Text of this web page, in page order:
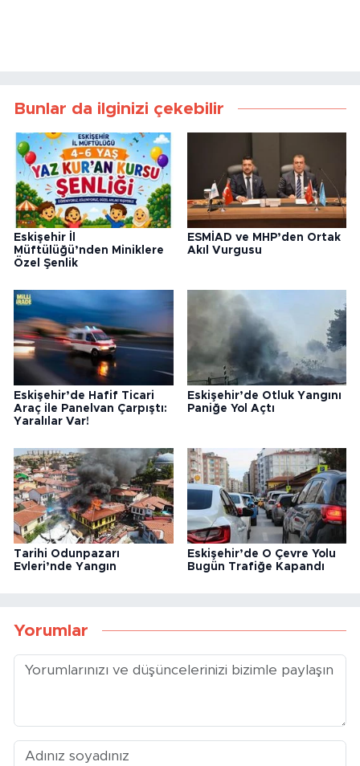
Bunlar da ilginizi çekebilir
Eskişehir İl
Müftülüğü’nden Miniklere
Özel Şenlik
ESMİAD ve MHP’den Ortak
Akıl Vurgusu
Eskişehir’de Hafif Ticari
Araç ile Panelvan Çarpıştı:
Yaralılar Var!
Eskişehir’de Otluk Yangını
Paniğe Yol Açtı
Tarihi Odunpazarı
Evleri’nde Yangın
Eskişehir’de O Çevre Yolu
Bugün Trafiğe Kapandı
Yorumlar